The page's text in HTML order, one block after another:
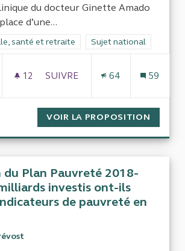
du docteur Ginette Amado
d’une...
de la catégorie : Sécurité sociale, santé
santé et retraite Filtrer les résultats
Sujet national
12 12 ABONNÉS
SUIVRE
64 59
VOIR LA PROPOSITION
du Plan Pauvreté 2018-
investis ont-ils
de pauvreté en